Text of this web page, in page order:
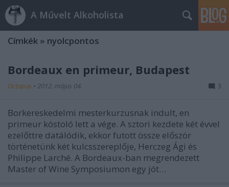
A Művelt Alkoholista
Címkék » nyolcpontos
Bordeaux en primeur, Budapest
Octopus • 2012. május 04. 3
Borkereskedelmi mesterkurzusnak indult, en
primeur kóstoló lett a vége. A sztori kezdete két évvel
ezelőttre datálódik, ekkor futott össze először
történetünk két kulcsszereplője, Herczeg Ági és
Philippe Larché. A Bordeaux-ban megrendezett
Master of Wine Symposiumon egy jót…